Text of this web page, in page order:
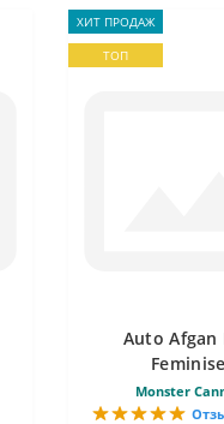
ХИТ ПРОДАЖ
ТОП
Auto Afgan
Monster